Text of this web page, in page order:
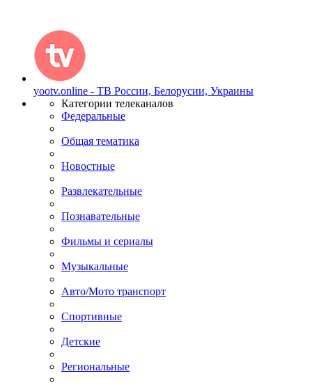
yootv.online - ТВ России, Белорусии, Украины
Категории телеканалов
Федеральные
Общая тематика
Новостные
Развлекательные
Познавательные
Фильмы и сериалы
Музыкальные
Авто/Мото транспорт
Спортивные
Детские
Региональные